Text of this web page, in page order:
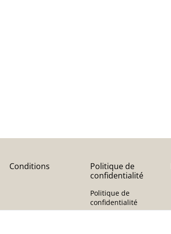
Conditions
Politique de
confidentialité
Politique de
confidentialité